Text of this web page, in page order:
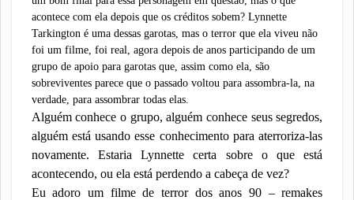
acontece com ela depois que os créditos sobem? Lynnette
Tarkington é uma dessas garotas, mas o terror que ela viveu não
foi um filme, foi real, agora depois de anos participando de um
grupo de apoio para garotas que, assim como ela, são
sobreviventes parece que o passado voltou para assombra-la, na
verdade, para assombrar todas elas.
Alguém conhece o grupo, alguém conhece seus segredos,
alguém está usando esse conhecimento para aterroriza-las
novamente. Estaria Lynnette certa sobre o que está
acontecendo, ou ela está perdendo a cabeça de vez?
Eu adoro um filme de terror dos anos 90 – remakes